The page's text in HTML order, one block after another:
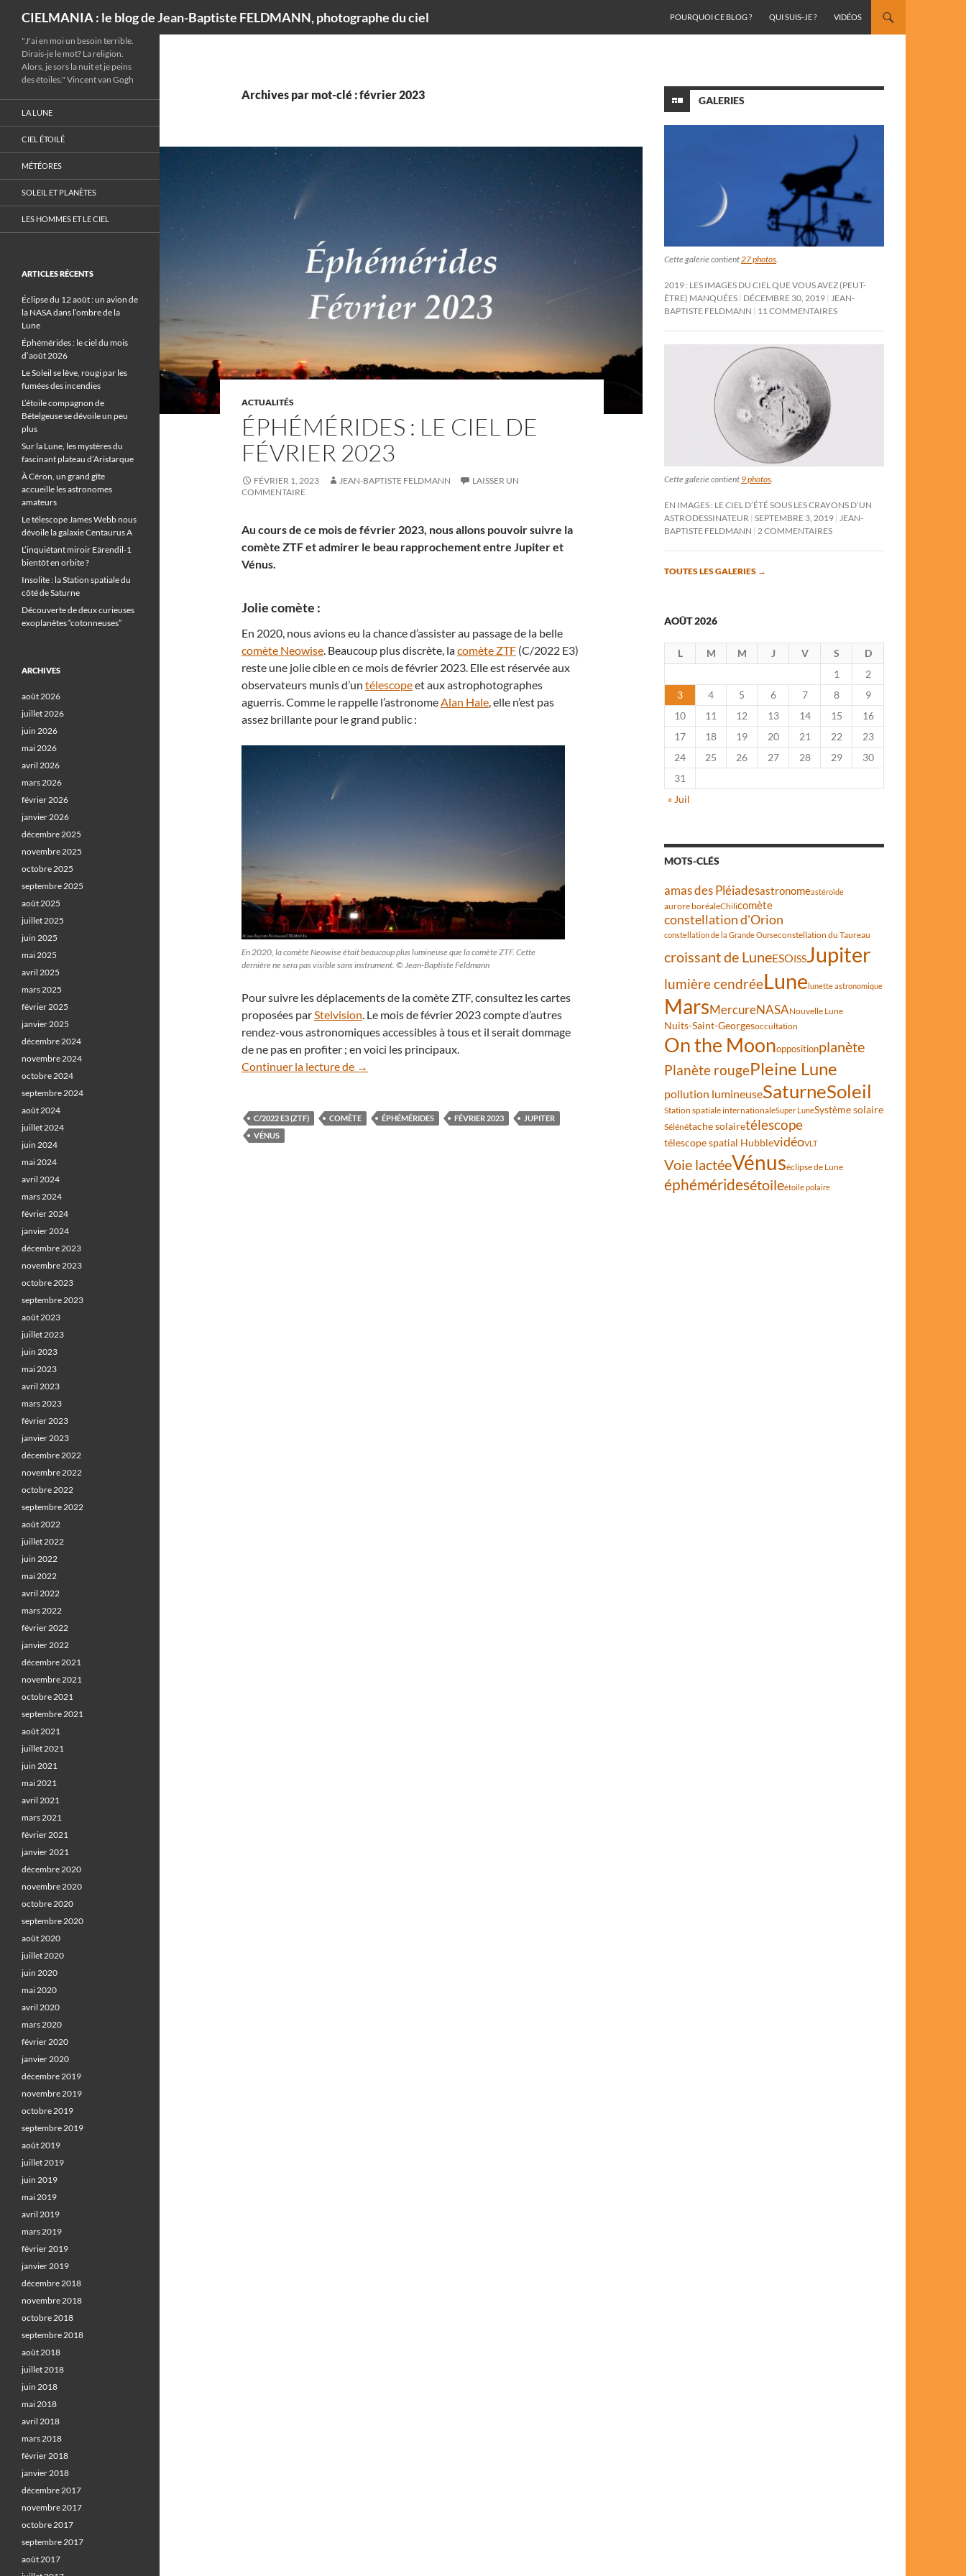
CIELMANIA : le blog de Jean-Baptiste FELDMANN, photographe du ciel
POURQUOI CE BLOG ?
QUI SUIS-JE ? VIDÉOS
Archives par mot-clé : février 2023
ACTUALITÉS
ÉPHÉMÉRIDES : LE CIEL DE
FÉVRIER 2023
FÉVRIER 1, 2023 JEAN-BAPTISTE FELDMANN
LAISSER UN
COMMENTAIRE
Au cours de ce mois de février 2023, nous allons pouvoir suivre la
comète ZTF et admirer le beau rapprochement entre Jupiter et
Vénus.
Jolie comète :
En 2020, nous avions eu la chance d’assister au passage de la belle
comète Neowise. Beaucoup plus discrète, lacomète ZTF (C/2022 E3)
reste une jolie cible en ce mois de février 2023. Elle est réservée aux
observateurs munis d’un télescopeet aux astrophotographes
aguerris. Comme le rappelle l’astronomeAlan Hale, elle n’est pas
assez brillante pour le grand public :
En 2020, la comète Neowise était beaucoup plus lumineuse que la comète ZTF. Cette
dernière ne sera pas visible sans instrument. © Jean-Baptiste Feldmann
Pour suivre les déplacements de la comète ZTF, consultez les cartes
proposées parStelvision. Le mois de février 2023 compte d’autres
rendez-vous astronomiques accessibles à tous et il serait dommage
de ne pas en profiter ; en voici les principaux.
Continuer la lecture de Éphémérides : le ciel de février 2023
→
C/2022 E3 (ZTF) COMÈTE ÉPHÉMÉRIDES FÉVRIER 2023
JUPITER
VÉNUS
GALERIES
Cette galerie contient27 photos.
2019 : LES IMAGES DU CIEL QUE VOUS AVEZ (PEUT-
ÊTRE) MANQUÉES DÉCEMBRE 30, 2019 JEAN-
BAPTISTE FELDMANN
11 COMMENTAIRES
Cette galerie contient 9 photos
EN IMAGES : LE CIEL D’ÉTÉ SOUS LES CRAYONS D’UN
ASTRODESSINATEUR SEPTEMBRE 3, 2019
JEAN-
BAPTISTE FELDMANN
2 COMMENTAIRES
TOUTES LES GALERIES →
AOÛT 2026
L M M J V S
D
1
2
3
4 5 6 7 8
9
10
11 12 13 14 15
16
17
18 19 20 21 22
23
24
25 26 27 28 29
30
31
« Juil
MOTS-CLÉS
amas des Pléiadesastronomeastéroïde
aurore boréaleChilicomète
constellation d'Orion
constellation de la Grande Ourseconstellation du Taureau
croissant de LuneESOISSJupiter
lumière cendréeLunelunette astronomique
MarsMercureNASANouvelle Lune
Nuits-Saint-Georgesoccultation
On the Moonoppositionplanète
Planète rougePleine Lune
pollution lumineuseSaturneSoleil
Station spatiale internationaleSuper LuneSystème solaire
Sélénétache solairetélescope
télescope spatial HubblevidéoVLT
Voie lactéeVénuséclipse de Lune
éphéméridesétoileétoile polaire
"J'ai en moi un besoin terrible.
Dirais-je le mot? La religion.
Alors, je sors la nuit et je peins
des étoiles." Vincent van Gogh
LA LUNE
CIEL ÉTOILÉ
MÉTÉORES
SOLEIL ET PLANÈTES
LES HOMMES ET LE CIEL
ARTICLES RÉCENTS
Éclipse du 12 août : un avion de
la NASA dans l’ombre de la
Lune
Éphémérides : le ciel du mois
d’août 2026
Le Soleil se lève, rougi par les
fumées des incendies
L’étoile compagnon de
Bételgeuse se dévoile un peu
plus
Sur la Lune, les mystères du
fascinant plateau d’Aristarque
À Céron, un grand gîte
accueille les astronomes
amateurs
Le télescope James Webb nous
dévoile la galaxie Centaurus A
L’inquiétant miroir Eärendil-1
bientôt en orbite ?
Insolite : la Station spatiale du
côté de Saturne
Découverte de deux curieuses
exoplanètes “cotonneuses”
ARCHIVES
août 2026
juillet 2026
juin 2026
mai 2026
avril 2026
mars 2026
février 2026
janvier 2026
décembre 2025
novembre 2025
octobre 2025
septembre 2025
août 2025
juillet 2025
juin 2025
mai 2025
avril 2025
mars 2025
février 2025
janvier 2025
décembre 2024
novembre 2024
octobre 2024
septembre 2024
août 2024
juillet 2024
juin 2024
mai 2024
avril 2024
mars 2024
février 2024
janvier 2024
décembre 2023
novembre 2023
octobre 2023
septembre 2023
août 2023
juillet 2023
juin 2023
mai 2023
avril 2023
mars 2023
février 2023
janvier 2023
décembre 2022
novembre 2022
octobre 2022
septembre 2022
août 2022
juillet 2022
juin 2022
mai 2022
avril 2022
mars 2022
février 2022
janvier 2022
décembre 2021
novembre 2021
octobre 2021
septembre 2021
août 2021
juillet 2021
juin 2021
mai 2021
avril 2021
mars 2021
février 2021
janvier 2021
décembre 2020
novembre 2020
octobre 2020
septembre 2020
août 2020
juillet 2020
juin 2020
mai 2020
avril 2020
mars 2020
février 2020
janvier 2020
décembre 2019
novembre 2019
octobre 2019
septembre 2019
août 2019
juillet 2019
juin 2019
mai 2019
avril 2019
mars 2019
février 2019
janvier 2019
décembre 2018
novembre 2018
octobre 2018
septembre 2018
août 2018
juillet 2018
juin 2018
mai 2018
avril 2018
mars 2018
février 2018
janvier 2018
décembre 2017
novembre 2017
octobre 2017
septembre 2017
août 2017